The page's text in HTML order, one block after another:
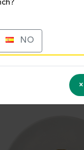
NO